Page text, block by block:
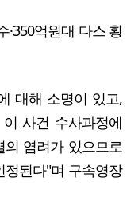
·350억원대 다스 횡
대해 소명이 있고,
사건 수사과정에
염려가 있으므로
정된다"며 구속영장